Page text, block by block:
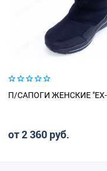
П/САПОГИ ЖЕНСКИЕ "EX-
от 2 360 руб.